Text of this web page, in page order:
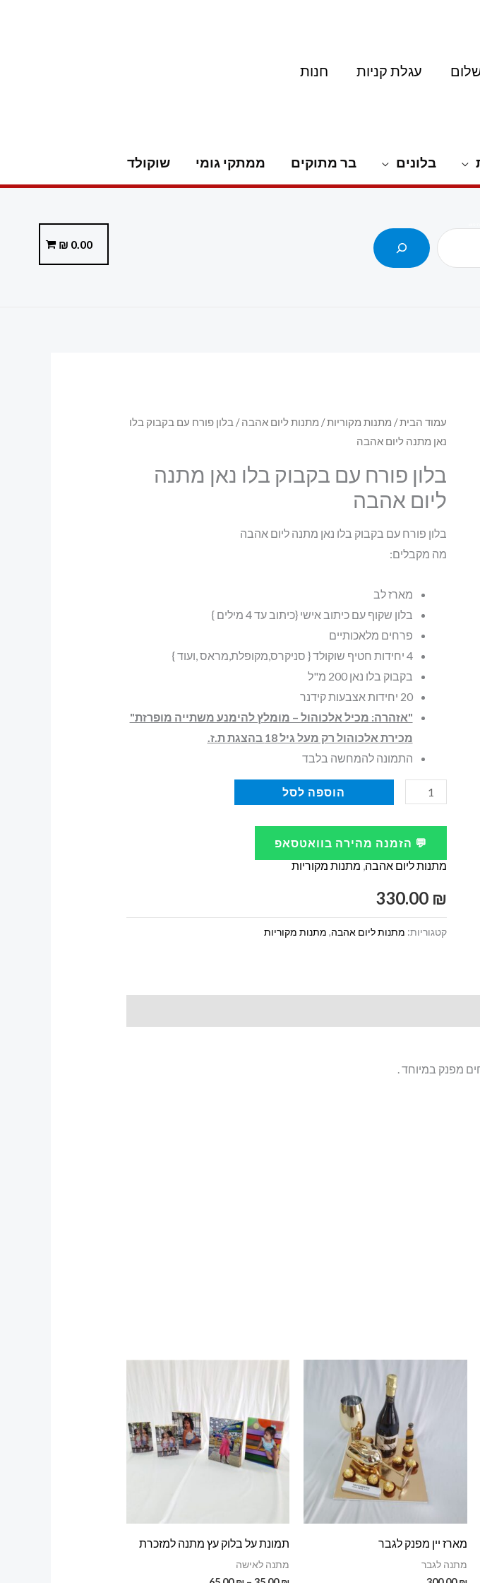
עגלת קניות חנות
בלונים בר מתוקים ממתקי גומי שוקולד
0.00
₪
עמוד הבית/ מתנות מקוריות/ מתנות ליום אהבה/ בלון פורח עם בקבוק בלו
נאן מתנה ליום אהבה
בלון פורח עם בקבוק בלו נאן מתנה
ליום אהבה
בלון פורח עם בקבוק בלו נאן מתנה ליום אהבה
מה מקבלים:
מארז לב
בלון שקוף עם כיתוב אישי {כיתוב עד 4 מילים }
פרחים מלאכותיים
4 יחידות חטיף שוקולד { סניקרס,מקופלת,מראס ,ועוד }
בקבוק בלו נאן 200 מ"ל
20 יחידות אצבעות קידנר
"אזהרה: מכיל אלכוהול – מומלץ להימנע משתייה מופרזת"
מכירת אלכוהול רק מעל גיל 18 בהצגת ת.ז.
התמונה להמחשה בלבד
כמות
בלון
עם
בקבוק
נאן
אהבה
הוספה לסל
💬 הזמנה מהירה בוואטסאפ
מתנות ליום אהבה, מתנות מקוריות
330.00 ₪
קטגוריות: מתנות ליום אהבה, מתנות מקוריות
מפנק במיוחד .
מארז יין מפנק לגבר
מתנה לגבר
תמונת על בלוק עץ מתנה למזכרת
מתנה לאישה